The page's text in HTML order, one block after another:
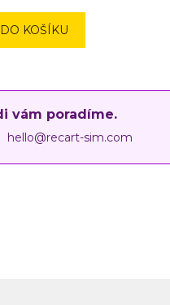
KOŠÍKU
vám poradíme.
hello@recart-sim.com